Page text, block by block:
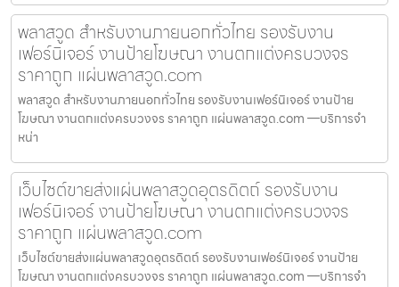
พลาสวูด สำหรับงานภายนอกทั่วไทย รองรับงาน
เฟอร์นิเจอร์ งานป้ายโฆษณา งานตกแต่งครบวงจร
ราคาถูก แผ่นพลาสวูด.com
พลาสวูด สำหรับงานภายนอกทั่วไทย รองรับงานเฟอร์นิเจอร์ งานป้าย
โฆษณา งานตกแต่งครบวงจร ราคาถูก แผ่นพลาสวูด.com —บริการจำ
หน่า
เว็บไซต์ขายส่งแผ่นพลาสวูดอุตรดิตถ์ รองรับงาน
เฟอร์นิเจอร์ งานป้ายโฆษณา งานตกแต่งครบวงจร
ราคาถูก แผ่นพลาสวูด.com
เว็บไซต์ขายส่งแผ่นพลาสวูดอุตรดิตถ์ รองรับงานเฟอร์นิเจอร์ งานป้าย
โฆษณา งานตกแต่งครบวงจร ราคาถูก แผ่นพลาสวูด.com —บริการจำ